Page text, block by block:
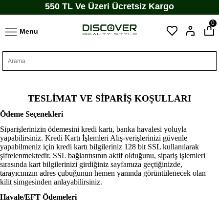
550 TL Ve Üzeri Ücretsiz Kargo
Menu
0
TESLİMAT VE SİPARİŞ KOŞULLARI
Ödeme Seçenekleri
Siparişlerinizin ödemesini kredi kartı, banka havalesi yoluyla
yapabilirsiniz. Kredi Kartı İşlemleri Alış-verişlerinizi güvenle
yapabilmeniz için kredi kartı bilgileriniz 128 bit SSL kullanılarak
şifrelenmektedir. SSL bağlantısının aktif olduğunu, sipariş işlemleri
sırasında kart bilgilerinizi girdiğiniz sayfamıza geçtiğinizde,
tarayıcınızın adres çubuğunun hemen yanında görüntülenecek olan
kilit simgesinden anlayabilirsiniz.
Havale/EFT Ödemeleri